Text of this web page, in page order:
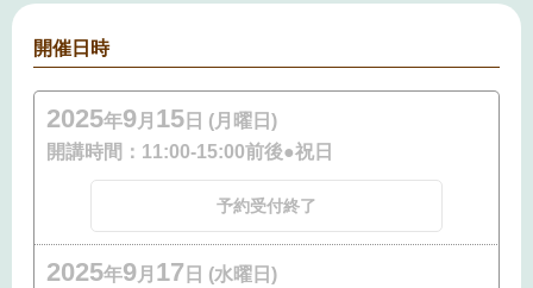
開催日時
2025年9月 15 日 (月曜日)
開講時間： 11:00-15:00前後●祝日
予約受付終了
2025年9月 17 日 (水曜日)